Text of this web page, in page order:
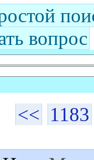
вопрос
<< 1183